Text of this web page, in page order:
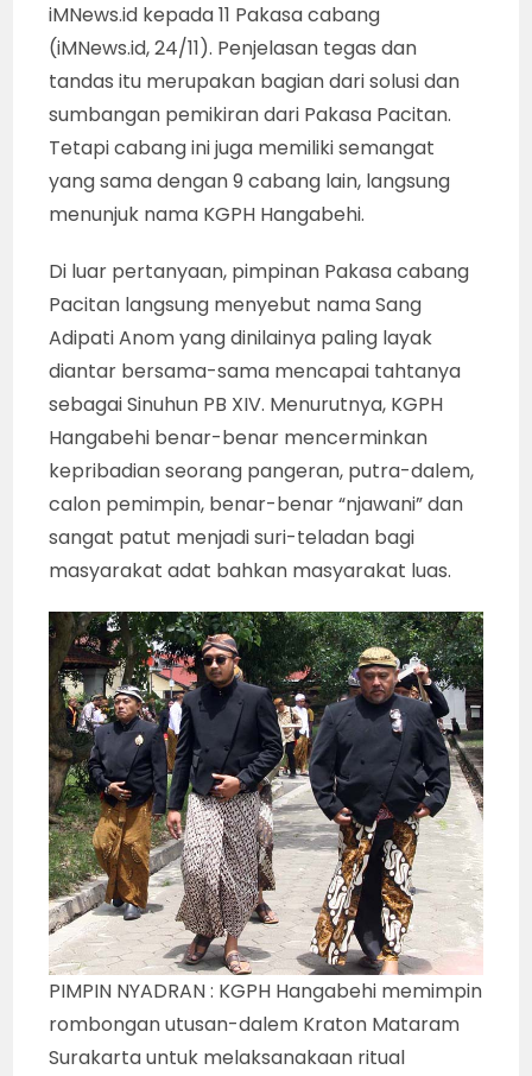
iMNews.id kepada 11 Pakasa cabang
(iMNews.id, 24/11). Penjelasan tegas dan
tandas itu merupakan bagian dari solusi dan
sumbangan pemikiran dari Pakasa Pacitan.
Tetapi cabang ini juga memiliki semangat
yang sama dengan 9 cabang lain, langsung
menunjuk nama KGPH Hangabehi.
Di luar pertanyaan, pimpinan Pakasa cabang
Pacitan langsung menyebut nama Sang
Adipati Anom yang dinilainya paling layak
diantar bersama-sama mencapai tahtanya
sebagai Sinuhun PB XIV. Menurutnya, KGPH
Hangabehi benar-benar mencerminkan
kepribadian seorang pangeran, putra-dalem,
calon pemimpin, benar-benar “njawani” dan
sangat patut menjadi suri-teladan bagi
masyarakat adat bahkan masyarakat luas.
PIMPIN NYADRAN : KGPH Hangabehi memimpin
rombongan utusan-dalem Kraton Mataram
Surakarta untuk melaksanakaan ritual